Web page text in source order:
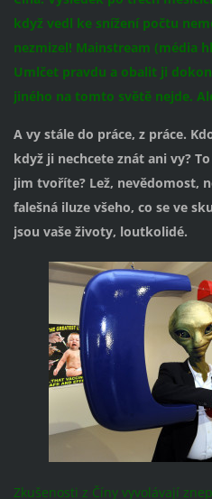
když vedl ke snížení počtu
nezmizel! Mainstream (média
Umlčet pravdu a obalit ji
jiného na tomto světě nejde.
A vy stále do práce, z práce.
když ji nechcete znát ani vy?
jim tvoříte? Lež, nevědomost,
falešná iluze všeho, co se ve
jsou vaše životy, loutkolidé.
Zkušenosti z Číny vyvolávají